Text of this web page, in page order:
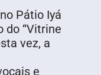
Pátio Iyá
do “Vitrine
vez, a
e